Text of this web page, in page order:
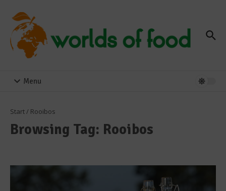
Menu
Start/ Rooibos
Browsing Tag: Rooibos